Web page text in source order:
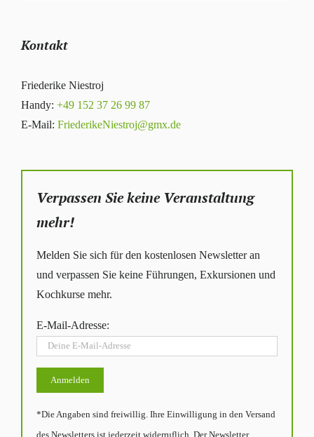
Kontakt
Friederike Niestroj
Handy: +49 152 37 26 99 87
E-Mail: FriederikeNiestroj@gmx.de
Verpassen Sie keine Veranstaltung
mehr!
Melden Sie sich für den kostenlosen Newsletter an
und verpassen Sie keine Führungen, Exkursionen und
Kochkurse mehr.
E-Mail-Adresse:
*Die Angaben sind freiwillig. Ihre Einwilligung in den Versand
des Newsletters ist jederzeit widerruflich. Der Newsletter